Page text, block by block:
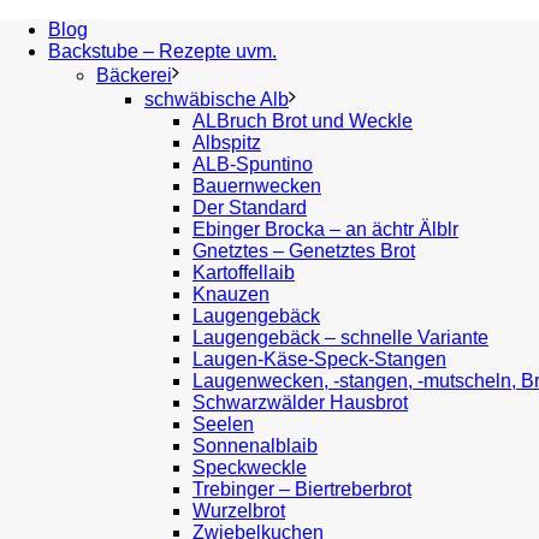
Blog
Backstube – Rezepte uvm.
Bäckerei
schwäbische Alb
ALBruch Brot und Weckle
Albspitz
ALB-Spuntino
Bauernwecken
Der Standard
Ebinger Brocka – an ächtr Älblr
Gnetztes – Genetztes Brot
Kartoffellaib
Knauzen
Laugengebäck
Laugengebäck – schnelle Variante
Laugen-Käse-Speck-Stangen
Laugenwecken, -stangen, -mutscheln,
Schwarzwälder Hausbrot
Seelen
Sonnenalblaib
Speckweckle
Trebinger – Biertreberbrot
Wurzelbrot
Zwiebelkuchen